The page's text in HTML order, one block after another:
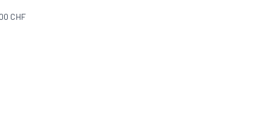
CHF